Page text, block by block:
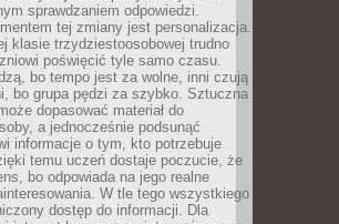
sprawdzaniem odpowiedzi.
tej zmiany jest personalizacja.
klasie trzydziestoosobowej trudno
poświęcić tyle samo czasu.
bo tempo jest za wolne, inni czują
bo grupa pędzi za szybko. Sztuczna
dopasować materiał do
a jednocześnie podsunąć
informacje o tym, kto potrzebuje
temu uczeń dostaje poczucie, że
bo odpowiada na jego realne
W tle tego wszystkiego
dostęp do informacji. Dla